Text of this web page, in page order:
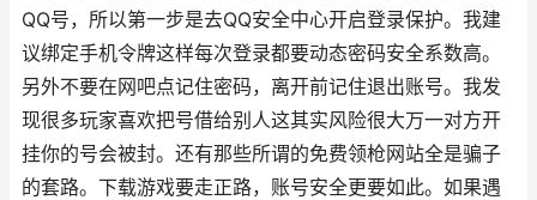
QQ号，所以第一步是去QQ安全中心开启登录保护。我建
议绑定手机令牌这样每次登录都要动态密码安全系数高。
另外不要在网吧点记住密码，离开前记住退出账号。我发
现很多玩家喜欢把号借给别人这其实风险很大万一对方开
挂你的号会被封。还有那些所谓的免费领枪网站全是骗子
的套路。下载游戏要走正路，账号安全更要如此。如果遇